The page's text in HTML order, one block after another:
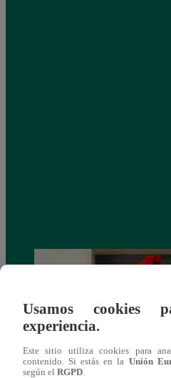
Usamos cookies
experiencia.
Este sitio utiliza cookies para
contenido. Si estás en la Unión
según el RGPD